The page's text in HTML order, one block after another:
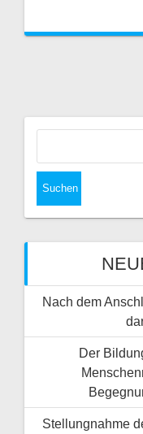
Nach dem
Der
Stellungnahme